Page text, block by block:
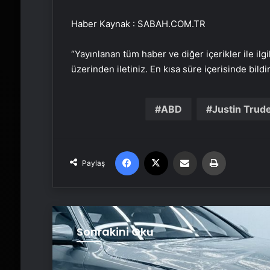
Haber Kaynak : SABAH.COM.TR
“Yayınlanan tüm haber ve diğer içerikler ile
üzerinden iletiniz. En kısa süre içerisinde
ABD Justin
Paylaş
Facebook Email'den paylaş
Sonrakini Oku